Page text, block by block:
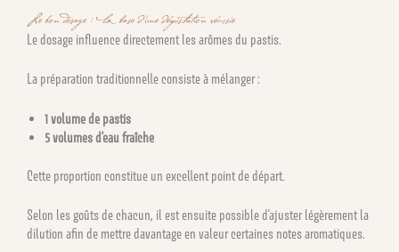
Le bon dosage : la base d’une dégustation réussie
Le dosage influence directement les arômes du pastis.
La préparation traditionnelle consiste à mélanger :
1 volume de pastis
5 volumes d’eau fraîche
Cette proportion constitue un excellent point de départ.
Selon les goûts de chacun, il est ensuite possible d’ajuster légèrement la
dilution afin de mettre davantage en valeur certaines notes aromatiques.